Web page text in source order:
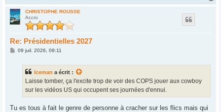
a
CHRISTOPHE ROUSSE
Accro
Re: Présidentielles 2027
M09 juil. 2026, 09:11
Iceman a écrit :
Laisse tomber, ça l'excite trop de voir des COPS jouer aux cowboy
sur les vidéos US qui occupent ses journées d'ennui.
Tu es tous à fait le genre de personne à cracher sur les flics mais qui